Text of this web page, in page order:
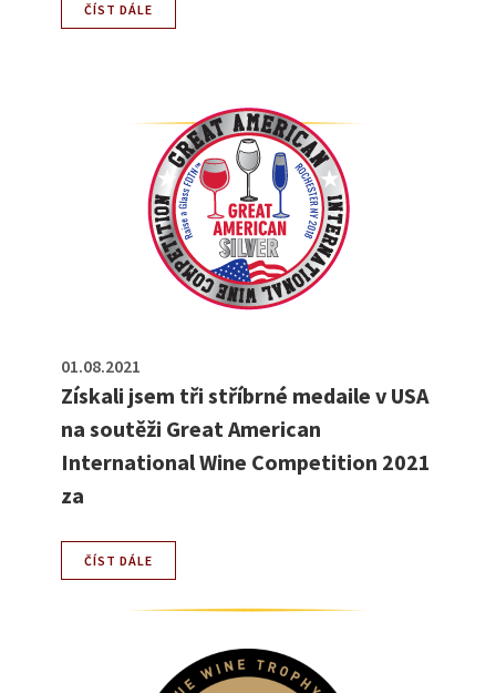
ČÍST DÁLE
Získali jsem tři stříbrné medaile v USA
na soutěži Great American
International Wine Competition 2021
za
01.08.2021
ČÍST DÁLE